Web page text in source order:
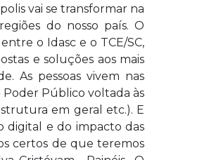
vai se transformar na
do nosso país. O
o Idasc e o TCE/SC,
e soluções aos mais
As pessoas vivem nas
Poder Público voltada às
em geral etc.). E
digital e do impacto das
certos de que teremos